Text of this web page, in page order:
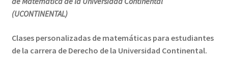
(UCONTINENTAL)
Clases personalizadas de matemáticas para estudiantes
de la carrera de Derecho de la Universidad Continental.